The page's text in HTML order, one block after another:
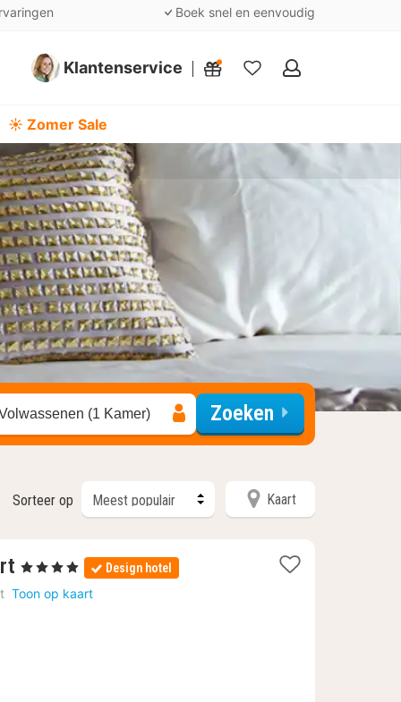
Boek snel en eenvoudig
Klantenservice
Mijn
☀️ Zomer Sale
(1 Kamer) Zoeken
Sorteer op Kaart
1
nacht
vanaf
, 4 Sterren Design hotel
Toon op kaart